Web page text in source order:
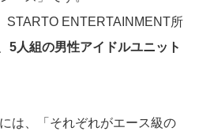
STARTO ENTERTAINMENT所
5人組の男性アイドルユニット
は、「それぞれがエース級の